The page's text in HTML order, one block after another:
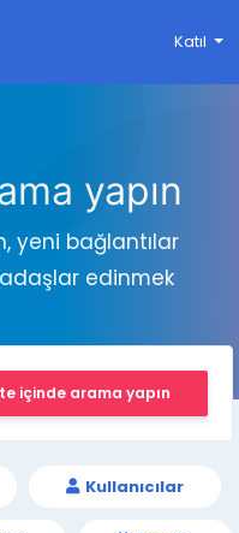
Katıl
yapın
yeni bağlantılar
edinmek
içinde arama yapın
Kullanıcılar